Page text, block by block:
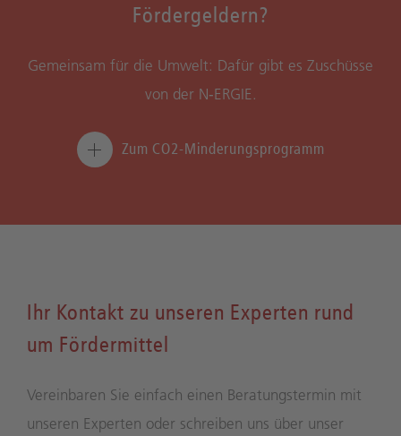
Fördergeldern?
Gemeinsam für die Umwelt: Dafür gibt es Zuschüsse
von der N‑ERGIE.
Zum CO2-Minderungsprogramm
Ihr Kontakt zu unseren Experten rund
um Fördermittel
Vereinbaren Sie einfach einen Beratungstermin mit
unseren Experten oder schreiben uns über unser